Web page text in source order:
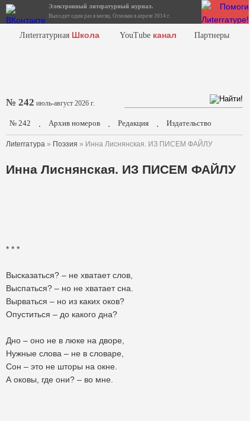
Электронный литературный журнал.
Выходит один раз в месяц. Основан в апреле 2014 г.
Лиterraтурная Школа YouTube канал Партнеры
№ 242 июль-август 2026 г.
№ 242 . Архив номеров . Редакция . Издательство
Лиterraтура » Поэзия » Инна Лиснянская. ИЗ ПИСЕМ ФАЙЛУ
Инна Лиснянская. ИЗ ПИСЕМ ФАЙЛУ
* * *
Высказаться? – не хватает слов,
Выспаться? – но не хватает сна.
Вырваться – но из каких оков?
Опуститься – до какого дна?
Дно – оно не в люке на дворе,
Нужные слова – не в словаре,
Сон – это не шторы на окне.
А оковы, где они? – во мне.